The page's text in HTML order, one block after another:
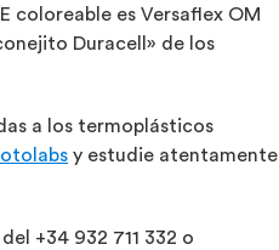
coloreable es Versaflex OM
Duracell» de los
a los termoplásticos
y estudie atentamente
+34 932 711 332 o